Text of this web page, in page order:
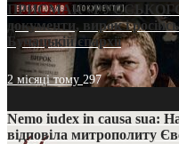
ПРИСМАК «РУССЬКОГО
документи, вирок і
Бучацькій єпархії
2 місяці тому 297
Nemo iudex in causa sua:
відповіла митрополиту